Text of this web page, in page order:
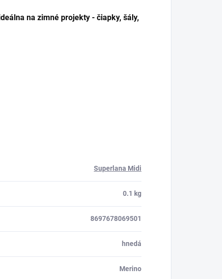
na zimné projekty - čiapky, šály,
Superlana Midi
0.1 kg
8697678069501
hnedá
Merino